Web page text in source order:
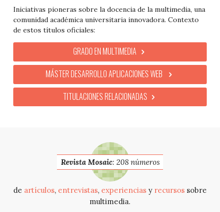
Iniciativas pioneras sobre la docencia de la multimedia, una
comunidad académica universitaria innovadora. Contexto
de estos títulos oficiales:
GRADO EN MULTIMEDIA
MÁSTER DESARROLLO APLICACIONES WEB
TITULACIONES RELACIONADAS
Revista Mosaic: 208 números
de artículos, entrevistas, experiencias y recursos sobre
multimedia.